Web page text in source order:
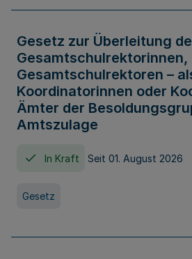
Gesetz zur Überleitung
Gesamtschulrektorinnen,
Gesamtschulrektoren –
Koordinatorinnen oder
Ämter der
Amtszulage
In Kraft Seit 01. August 2026
Gesetz